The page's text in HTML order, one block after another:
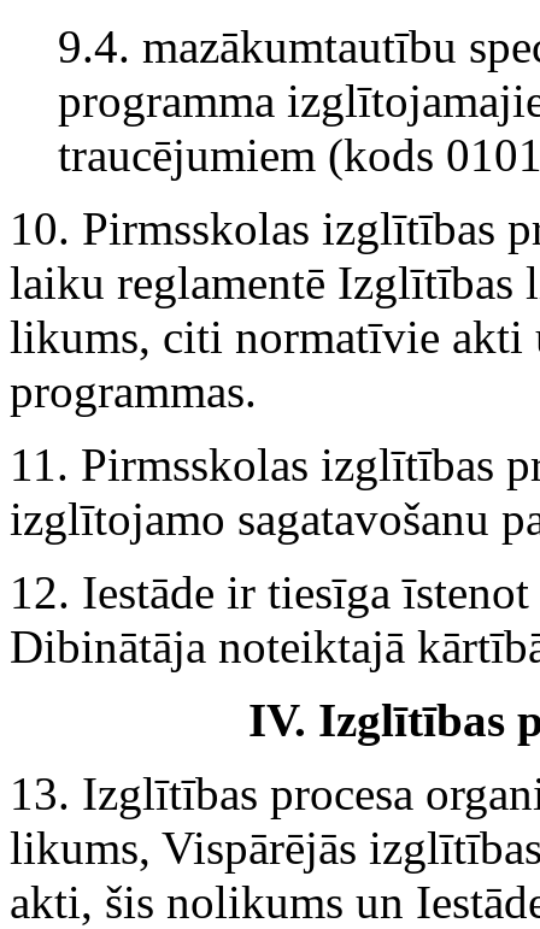
9.4. mazākumtautību
programma
traucējumiem (kods
10. Pirmsskolas izglītības
laiku reglamentē Izglītības
likums, citi normatīvie akti
programmas.
11. Pirmsskolas izglītības
izglītojamo sagatavošanu
12. Iestāde ir tiesīga
Dibinātāja noteiktajā
IV. Izglītības
13. Izglītības procesa
likums, Vispārējās
akti, šis nolikums un